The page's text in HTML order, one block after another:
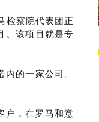
检察院代表团正
。该项目就是专
的一家公司。
户，在罗马和意